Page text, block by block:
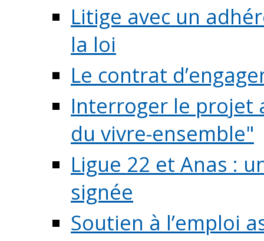
Litige avec un
la loi
Le contrat
Interroger le projet
du vivre-ensemble"
Ligue 22 et Anas :
signée
Soutien à l’emploi